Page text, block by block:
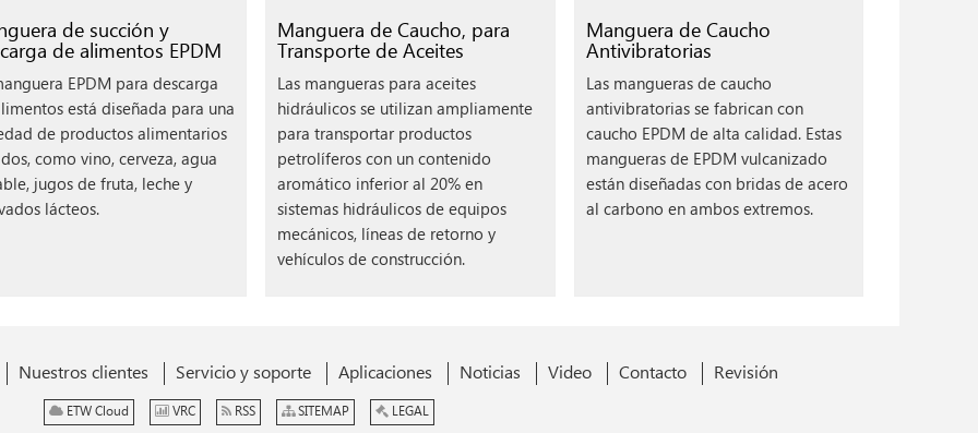
de succión y
de alimentos EPDM
EPDM para descarga
está diseñada para una
de productos alimentarios
como vino, cerveza, agua
jugos de fruta, leche y
lácteos.
Manguera de Caucho, para
Transporte de Aceites
Las mangueras para aceites
hidráulicos se utilizan ampliamente
para transportar productos
petrolíferos con un contenido
aromático inferior al 20% en
sistemas hidráulicos de equipos
mecánicos, líneas de retorno y
vehículos de construcción.
Manguera de Caucho
Antivibratorias
Las mangueras de caucho
antivibratorias se fabrican con
caucho EPDM de alta calidad. Estas
mangueras de EPDM vulcanizado
están diseñadas con bridas de acero
al carbono en ambos extremos.
Nuestros clientes Servicio y soporte Aplicaciones Noticias Video Contacto Revisión
ETW Cloud VRC RSS SITEMAP LEGAL